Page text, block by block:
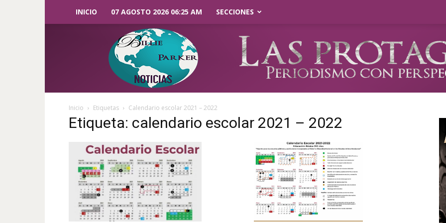
INICIO 07 AGOSTO 2026 06:25 AM SECCIONES
Parker
Noticias
Inicio Etiquetas Calendario escolar 2021 – 2022
Etiqueta: calendario escolar 2021 – 2022